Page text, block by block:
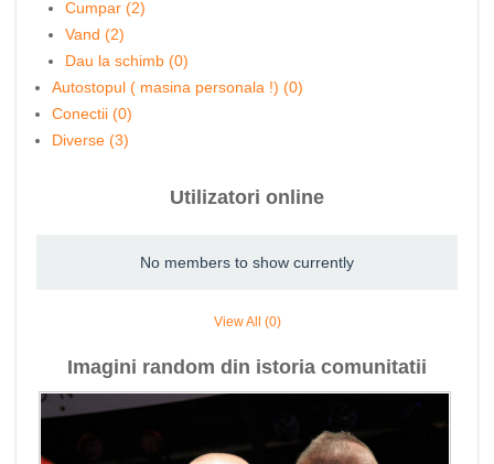
Cumpar (2)
Vand (2)
Dau la schimb (0)
Autostopul ( masina personala !) (0)
Conectii (0)
Diverse (3)
Utilizatori online
No members to show currently
View All (0)
Imagini random din istoria comunitatii